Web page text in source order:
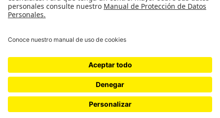
Proyectos 070
SÍGUENOS
¿Quieres escribir en 070?